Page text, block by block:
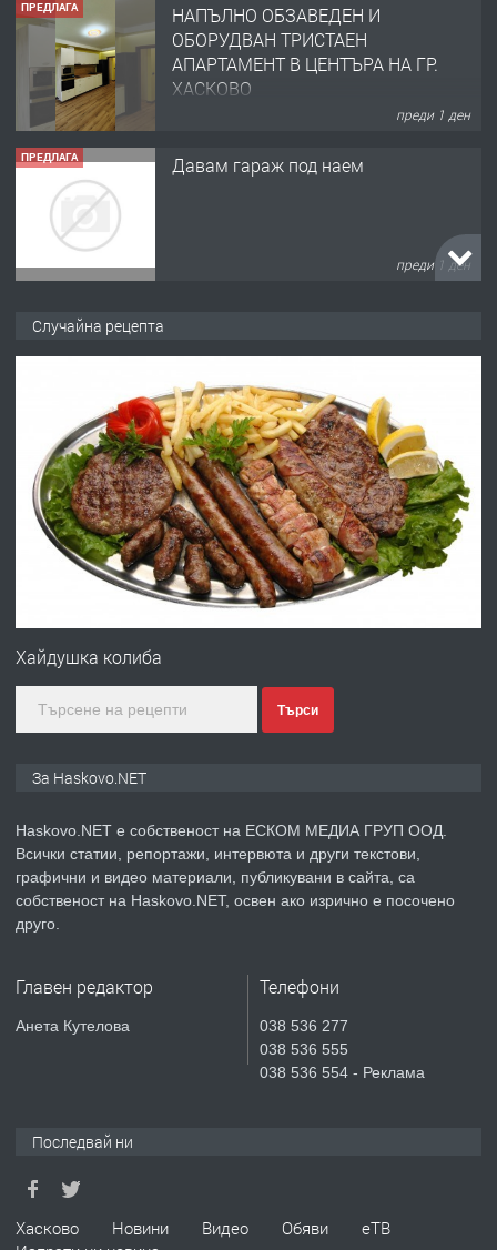
ПРЕДЛАГА
НАПЪЛНО ОБЗАВЕДЕН И
ОБОРУДВАН ТРИСТАЕН
АПАРТАМЕНТ В ЦЕНТЪРА НА ГР.
ХАСКОВО
преди 1 ден
ПРЕДЛАГА Давам гараж под наем
преди 1 ден
градската градина!
ПРЕДЛАГА
ПРОСТОРЕН ТРИСТАЕН
АПАРТАМЕНТ В НОВА СГРАДА КВ.
КУБА
преди 2 дни
Продавам парцел в гр. Хасково кв.
преди 2 дни
ПРЕДЛАГА
№4119 Едностаен обзаведен
Къртене на бетон! Събаряне на
Случайна рецепта
Хайдушка колиба
Търси
За Haskovo.NET
Haskovo.NET е собственост на ЕСКОМ МЕДИА ГРУП ООД.
Всички статии, репортажи, интервюта и други текстови,
графични и видео материали, публикувани в сайта, са
собственост на Haskovo.NET, освен ако изрично е посочено
друго.
Главен редактор
Анета Кутелова
Телефони
038 536 277
038 536 555
038 536 554 - Реклама
Последвай ни
Хасково Новини Видео Обяви
еТВ